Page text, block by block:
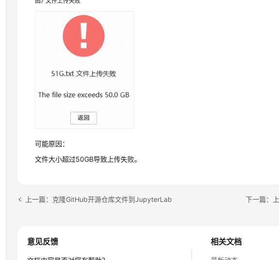
可能原因：
文件大小超过50GB导致上传失败。
上一篇：克隆GitHub开源仓库文件到JupyterLab 下一篇：
相关文档
意见反馈